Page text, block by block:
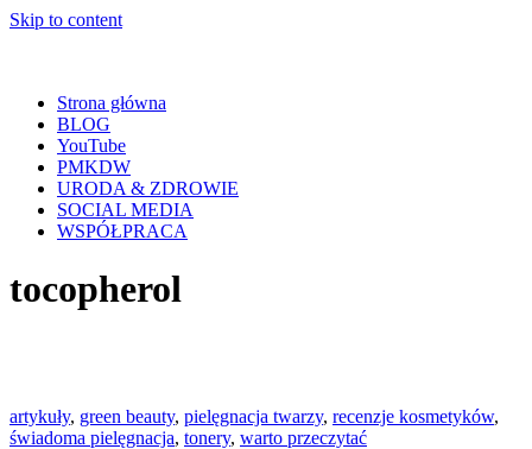
Skip to content
Strona główna
BLOG
YouTube
PMKDW
URODA & ZDROWIE
SOCIAL MEDIA
WSPÓŁPRACA
tocopherol
artykuły, green beauty, pielęgnacja twarzy, recenzje kosmetyków,
świadoma pielęgnacja, tonery, warto przeczytać